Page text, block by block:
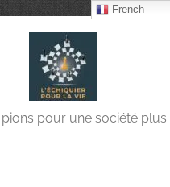
pour une société plus
French